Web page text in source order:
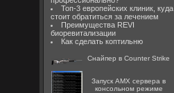
Топ-3 европейских клиник, куда
стоит обратиться за лечением
Преимущества REVI
биоревитализации
Как сделать коптильню
Снайпер в Counter Strike
Запуск AMX сервера в
консольном режиме